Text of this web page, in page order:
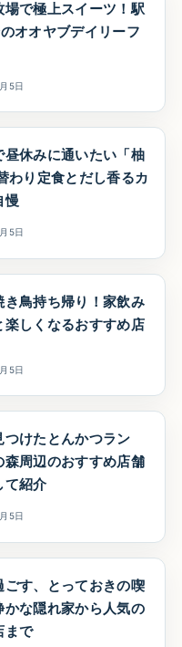
場で極上スイーツ！駅
オオヤブデイリーフ
5日
昼休みに通いたい「柚
わり定食とだし香るカ
慢
5日
き鳥持ち帰り！家飲み
楽しくなるおすすめ店
5日
つけたとんかつラン
森周辺のおすすめ店舗
て紹介
5日
ごす、とっておきの喫
かな隠れ家から人気の
まで